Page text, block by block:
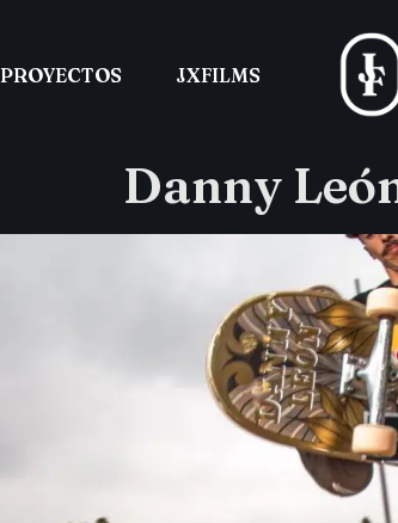
PROYECTOS JXFILMS
Danny